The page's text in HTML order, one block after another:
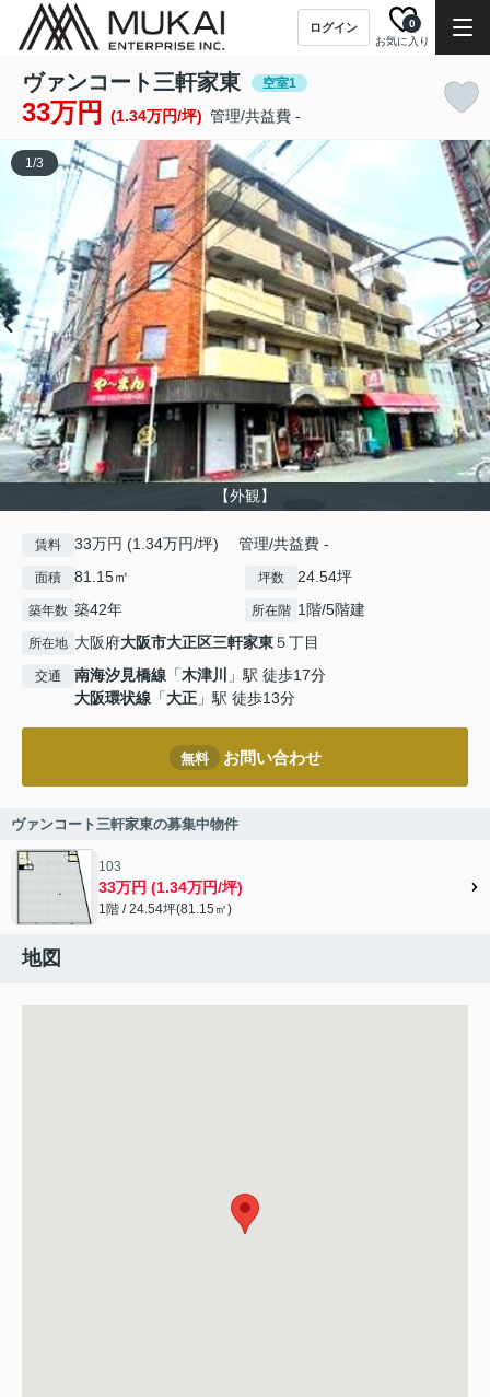
ログイン
お気に入り
0
ヴァンコート三軒家東 空室1
33万円 (1.34万円/坪) 管理/共益費 -
【外観】
1/3
賃料 33万円 (1.34万円/坪) 管理/共益費 -
面積 81.15㎡ 坪数 24.54坪
築年数 築42年 所在階 1階/5階建
所在地 大阪府大阪市大正区三軒家東５丁目
交通 南海汐見橋線 「木津川
」駅 徒歩17分
大阪環状線 「大正 」駅 徒歩13分
無料 お問い合わせ
ヴァンコート三軒家東の募集中物件
103
33万円 (1.34万円/坪)
1階 / 24.54坪(81.15㎡)
地図